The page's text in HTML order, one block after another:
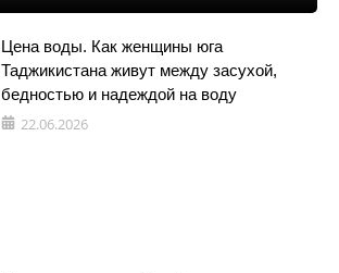
Цена воды. Как женщины юга
Таджикистана живут между засухой,
бедностью и надеждой на воду
22.06.2026